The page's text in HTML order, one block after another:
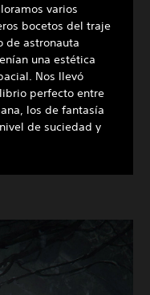
varios
bocetos del traje
de astronauta
una estética
Nos llevó
perfecto entre
los de fantasía
de suciedad y